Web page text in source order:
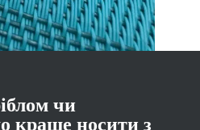
чи
краще носити з